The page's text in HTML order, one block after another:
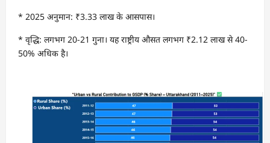
* 2025 अनुमान: ₹3.33 लाख के आसपास।
* वृद्धि: लगभग 20-21 गुना। यह राष्ट्रीय औसत लगभग ₹2.12 लाख से 40-
50% अधिक है।